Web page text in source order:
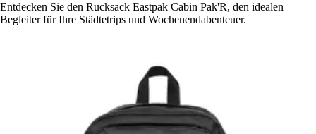
Entdecken Sie den Rucksack Eastpak Cabin Pak'R, den idealen
Begleiter für Ihre Städtetrips und Wochenendabenteuer.